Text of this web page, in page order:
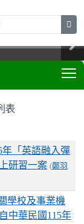
表
年「英語融入彈
研習一案 (鄭羽
學校及事業機
中華民國115年